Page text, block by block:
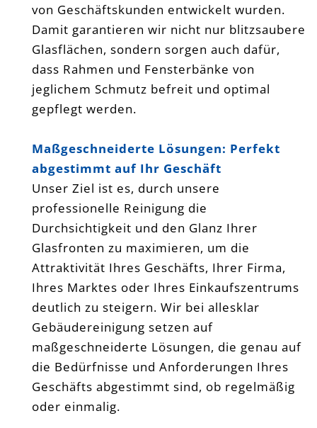
von Geschäftskunden entwickelt wurden.
Damit garantieren wir nicht nur blitzsaubere
Glasflächen, sondern sorgen auch dafür,
dass Rahmen und Fensterbänke von
jeglichem Schmutz befreit und optimal
gepflegt werden.
Maßgeschneiderte Lösungen: Perfekt
abgestimmt auf Ihr Geschäft
Unser Ziel ist es, durch unsere
professionelle Reinigung die
Durchsichtigkeit und den Glanz Ihrer
Glasfronten zu maximieren, um die
Attraktivität Ihres Geschäfts, Ihrer Firma,
Ihres Marktes oder Ihres Einkaufszentrums
deutlich zu steigern. Wir bei allesklar
Gebäudereinigung setzen auf
maßgeschneiderte Lösungen, die genau auf
die Bedürfnisse und Anforderungen Ihres
Geschäfts abgestimmt sind, ob regelmäßig
oder einmalig.